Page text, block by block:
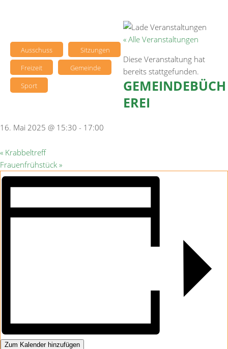
Ausschuss
Sitzungen
Freizeit
Gemeinde
Sport
« Alle Veranstaltungen
Diese Veranstaltung hat
bereits stattgefunden.
GEMEINDEBÜCH
EREI
16. Mai 2025 @ 15:30 - 17:00
« Krabbeltreff
Frauenfrühstück »
Zum Kalender hinzufügen